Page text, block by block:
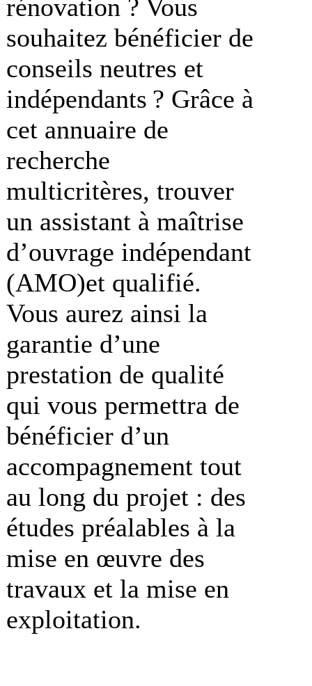
rénovation ? Vous
souhaitez bénéficier de
conseils neutres et
indépendants ? Grâce à
cet annuaire de
recherche
multicritères, trouver
un assistant à maîtrise
d’ouvrage indépendant
(AMO)et qualifié.
Vous aurez ainsi la
garantie d’une
prestation de qualité
qui vous permettra de
bénéficier d’un
accompagnement tout
au long du projet : des
études préalables à la
mise en œuvre des
travaux et la mise en
exploitation.